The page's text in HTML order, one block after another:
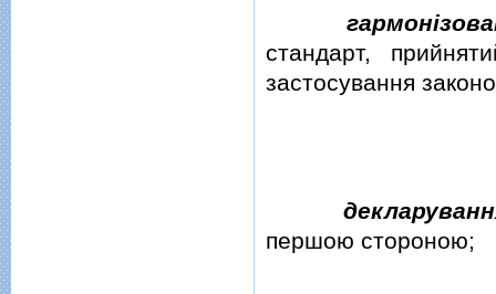
стандарт,
застосування
першою стороною;